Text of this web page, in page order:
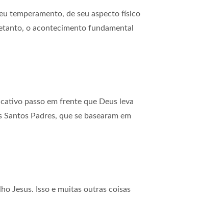
temperamento, de seu aspecto físico
o acontecimento fundamental
passo em frente que Deus leva
Padres, que se basearam em
Jesus. Isso e muitas outras coisas